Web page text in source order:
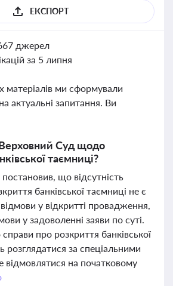
ЕКСПОРТ
джерел
за 5 липня
матеріалів ми сформували
актуальні запитання. Ви
Суд щодо
таємниці?
що відсутність
банківської таємниці не є
у відкритті провадження,
у задоволенні заяви по суті.
про розкриття банківської
розглядатися за спеціальними
відмовлятися на початковому